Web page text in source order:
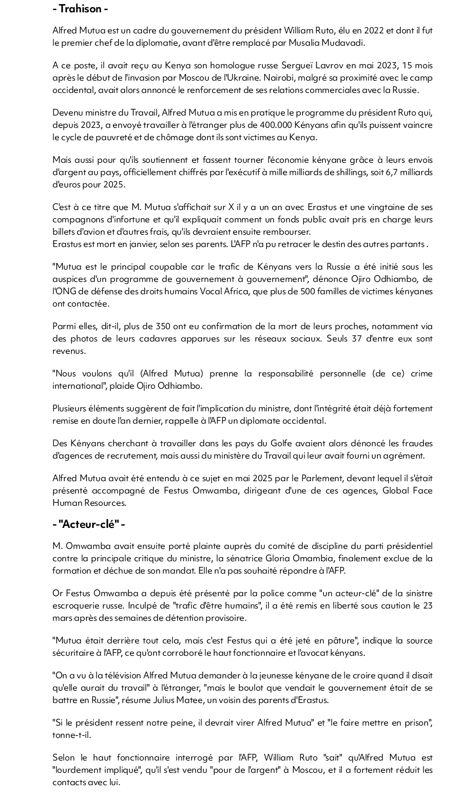
- Trahison -
Alfred Mutua est un cadre du gouvernement du président William Ruto, élu en 2022 et dont il fut
le premier chef de la diplomatie, avant d'être remplacé par Musalia Mudavadi.
A ce poste, il avait reçu au Kenya son homologue russe Sergueï Lavrov en mai 2023, 15 mois
après le début de l'invasion par Moscou de l'Ukraine. Nairobi, malgré sa proximité avec le camp
occidental, avait alors annoncé le renforcement de ses relations commerciales avec la Russie.
Devenu ministre du Travail, Alfred Mutua a mis en pratique le programme du président Ruto qui,
depuis 2023, a envoyé travailler à l'étranger plus de 400.000 Kényans afin qu'ils puissent vaincre
le cycle de pauvreté et de chômage dont ils sont victimes au Kenya.
Mais aussi pour qu'ils soutiennent et fassent tourner l'économie kényane grâce à leurs envois
d'argent au pays, officiellement chiffrés par l'exécutif à mille milliards de shillings, soit 6,7 milliards
d'euros pour 2025.
C'est à ce titre que M. Mutua s'affichait sur X il y a un an avec Erastus et une vingtaine de ses
compagnons d'infortune et qu'il expliquait comment un fonds public avait pris en charge leurs
billets d'avion et d'autres frais, qu'ils devraient ensuite rembourser.
Erastus est mort en janvier, selon ses parents. L'AFP n'a pu retracer le destin des autres partants .
"Mutua est le principal coupable car le trafic de Kényans vers la Russie a été initié sous les
auspices d'un programme de gouvernement à gouvernement", dénonce Ojiro Odhiambo, de
l'ONG de défense des droits humains Vocal Africa, que plus de 500 familles de victimes kényanes
ont contactée.
Parmi elles, dit-il, plus de 350 ont eu confirmation de la mort de leurs proches, notamment via
des photos de leurs cadavres apparues sur les réseaux sociaux. Seuls 37 d'entre eux sont
revenus.
"Nous voulons qu'il (Alfred Mutua) prenne la responsabilité personnelle (de ce) crime
international", plaide Ojiro Odhiambo.
Plusieurs éléments suggèrent de fait l'implication du ministre, dont l'intégrité était déjà fortement
remise en doute l'an dernier, rappelle à l'AFP un diplomate occidental.
Des Kényans cherchant à travailler dans les pays du Golfe avaient alors dénoncé les fraudes
d'agences de recrutement, mais aussi du ministère du Travail qui leur avait fourni un agrément.
Alfred Mutua avait été entendu à ce sujet en mai 2025 par le Parlement, devant lequel il s'était
présenté accompagné de Festus Omwamba, dirigeant d'une de ces agences, Global Face
Human Resources.
- "Acteur-clé" -
M. Omwamba avait ensuite porté plainte auprès du comité de discipline du parti présidentiel
contre la principale critique du ministre, la sénatrice Gloria Omambia, finalement exclue de la
formation et déchue de son mandat. Elle n'a pas souhaité répondre à l'AFP.
Or Festus Omwamba a depuis été présenté par la police comme "un acteur-clé" de la sinistre
escroquerie russe. Inculpé de "trafic d'être humains", il a été remis en liberté sous caution le 23
mars après des semaines de détention provisoire.
"Mutua était derrière tout cela, mais c'est Festus qui a été jeté en pâture", indique la source
sécuritaire à l'AFP, ce qu'ont corroboré le haut fonctionnaire et l'avocat kényans.
"On a vu à la télévision Alfred Mutua demander à la jeunesse kényane de le croire quand il disait
qu'elle aurait du travail" à l'étranger, "mais le boulot que vendait le gouvernement était de se
battre en Russie", résume Julius Matee, un voisin des parents d'Erastus.
"Si le président ressent notre peine, il devrait virer Alfred Mutua" et "le faire mettre en prison",
tonne-t-il.
Selon le haut fonctionnaire interrogé par l'AFP, William Ruto "sait" qu'Alfred Mutua est
"lourdement impliqué", qu'il s'est vendu "pour de l'argent" à Moscou, et il a fortement réduit les
contacts avec lui.